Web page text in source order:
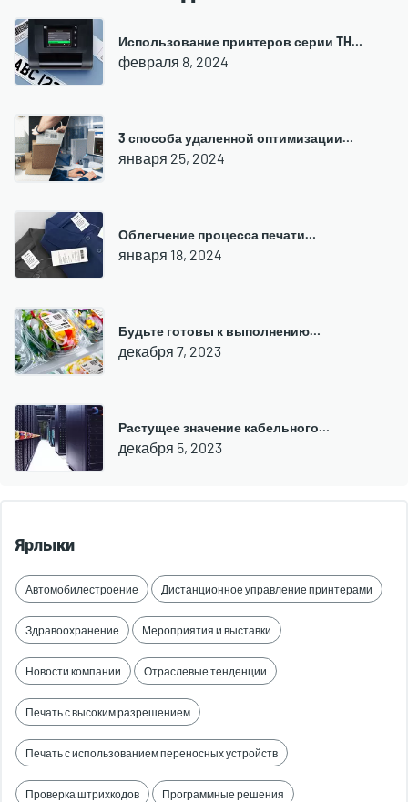
Использование принтеров серии TH…
февраля 8, 2024
3 способа удаленной оптимизации…
января 25, 2024
Облегчение процесса печати…
января 18, 2024
Будьте готовы к выполнению…
декабря 7, 2023
Растущее значение кабельного…
декабря 5, 2023
Ярлыки
Автомобилестроение Дистанционное управление принтерами
Здравоохранение Мероприятия и выставки
Новости компании Отраслевые тенденции
Печать с высоким разрешением
Печать с использованием переносных устройств
Проверка штрихкодов Программные решения